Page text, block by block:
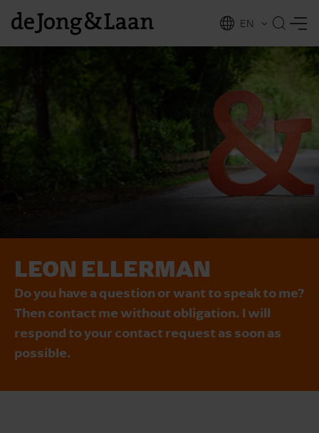
EN
NL
LEON ELLERMAN
Do you have a question or want to speak to me?
Then contact me without obligation. I will
respond to your contact request as soon as
possible.